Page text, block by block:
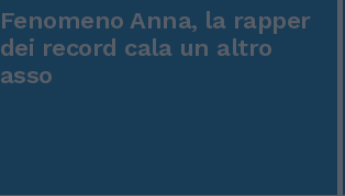
Fenomeno Anna, la rapper
dei record cala un altro
asso